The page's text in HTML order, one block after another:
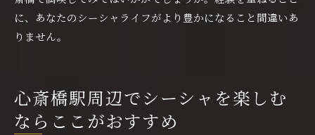
に、あなたのシーシャライフがより豊かになること間違いあ
りません。
心斎橋駅周辺でシーシャを楽しむ
ならここがおすすめ